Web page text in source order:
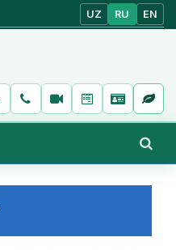
UZ RU EN